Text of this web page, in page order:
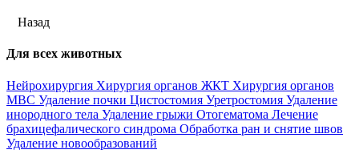
Назад
Для всех животных
Нейрохирургия Хирургия органов ЖКТ Хирургия органов
МВС Удаление почки Цистостомия Уретростомия Удаление
инородного тела Удаление грыжи Отогематома Лечение
брахицефалического синдрома Обработка ран и снятие швов
Удаление новообразований